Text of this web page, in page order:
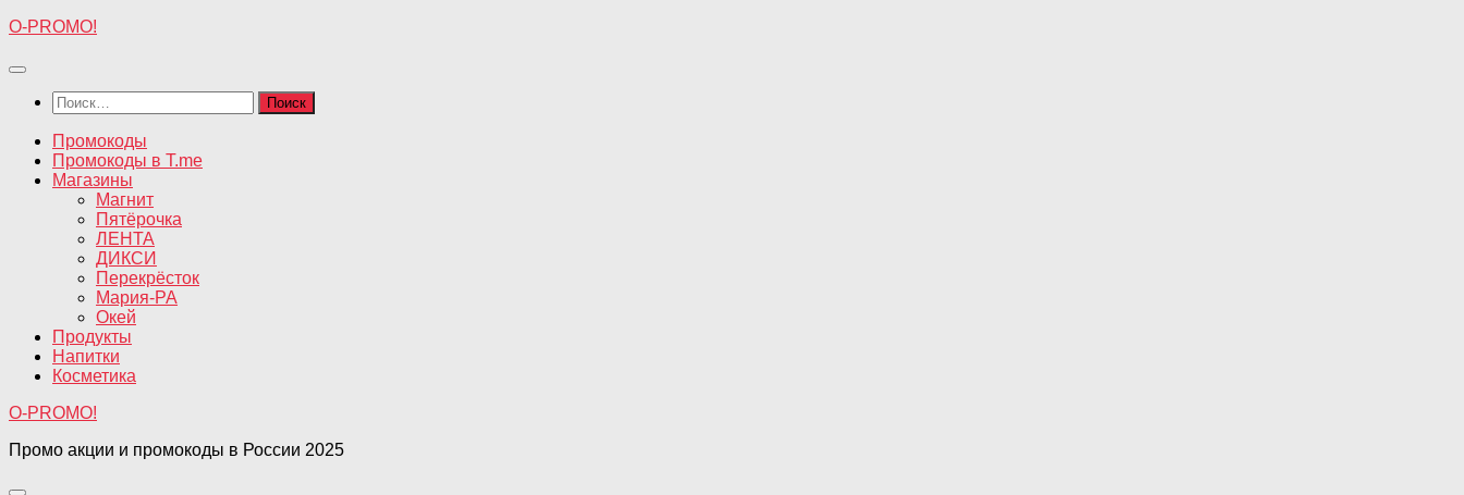
Перейти
содержимому
O-PROMO!
Найти:
Промокоды
Промокоды в T.me
Магазины
Магнит
Пятёрочка
ЛЕНТА
ДИКСИ
Перекрёсток
Мария-РА
Окей
Продукты
Напитки
Косметика
O-PROMO!
Промо акции и промокоды в России 2025